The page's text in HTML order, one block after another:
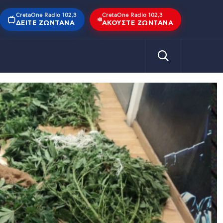
CretaOne Radio 102,3
ΔΕΊΤΕ ΖΩΝΤΑΝΆ
CretaOne Radio 102,3
ΑΚΟΎΣΤΕ ΖΩΝΤΑΝΆ